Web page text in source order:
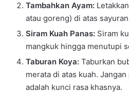
Tambahkan Ayam:
atau goreng) di atas
Siram Kuah Panas: Siram
mangkuk hingga menutupi
Taburan Koya: Taburkan
merata di atas kuah.
adalah kunci rasa khasnya.